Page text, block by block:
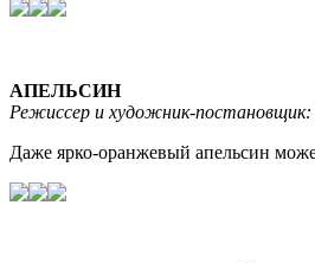
АПЕЛЬСИН
Режиссер и художник-
Даже ярко-оранжевый апельсин